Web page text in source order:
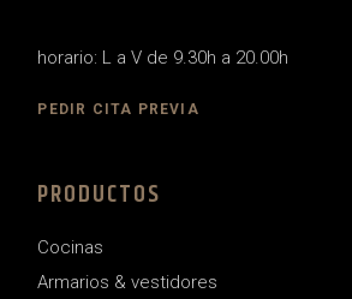
horario: L a V de 9.30h a 20.00h
PEDIR CITA PREVIA
PRODUCTOS
Cocinas
Armarios & vestidores